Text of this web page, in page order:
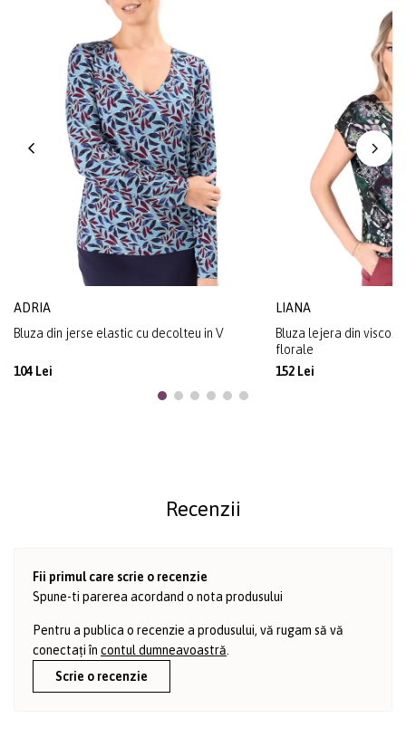
ADRIA
Bluza din jerse elastic cu decolteu in V
104 Lei
LIANA
Bluza lejera din
florale
152 Lei
Recenzii
Fii primul care scrie o recenzie
Spune-ti parerea acordand o nota produsului
Pentru a publica o recenzie a produsului, vă rugam să vă
conectați în contul dumneavoastră
Scrie o recenzie